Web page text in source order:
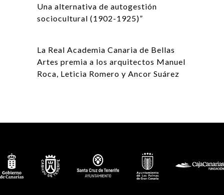
Una alternativa de autogestión
sociocultural (1902-1925)”
La Real Academia Canaria de Bellas
Artes premia a los arquitectos Manuel
Roca, Leticia Romero y Ancor Suárez